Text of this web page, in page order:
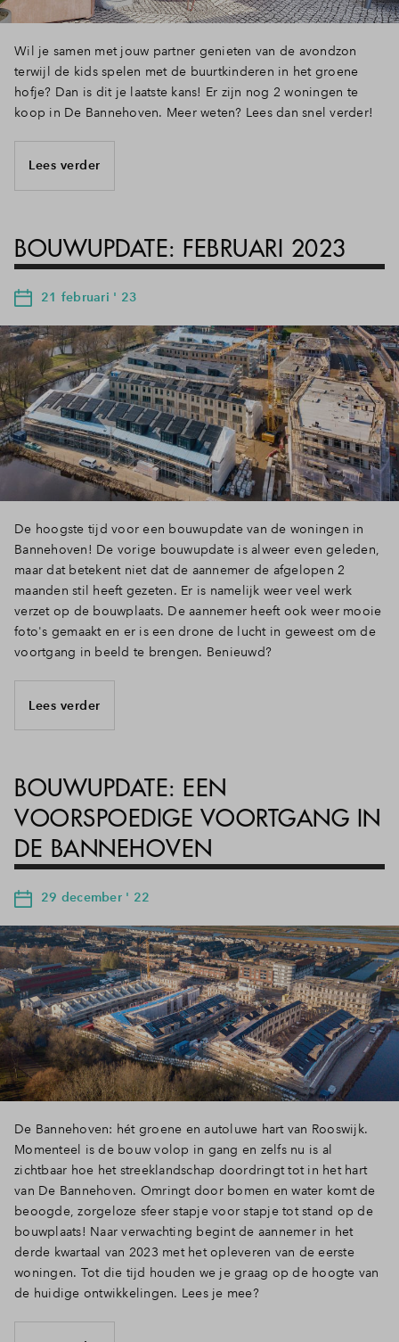
Wil je samen met jouw partner genieten van de avondzon
terwijl de kids spelen met de buurtkinderen in het groene
hofje? Dan is dit je laatste kans! Er zijn nog 2 woningen te
koop in De Bannehoven. Meer weten? Lees dan snel verder!
Lees verder
BOUWUPDATE: FEBRUARI 2023
21 februari ' 23
De hoogste tijd voor een bouwupdate van de woningen in
Bannehoven! De vorige bouwupdate is alweer even geleden,
maar dat betekent niet dat de aannemer de afgelopen 2
maanden stil heeft gezeten. Er is namelijk weer veel werk
verzet op de bouwplaats. De aannemer heeft ook weer mooie
foto's gemaakt en er is een drone de lucht in geweest om de
voortgang in beeld te brengen. Benieuwd?
Lees verder
BOUWUPDATE: EEN
VOORSPOEDIGE VOORTGANG IN
DE BANNEHOVEN
29 december ' 22
De Bannehoven: hét groene en autoluwe hart van Rooswijk.
Momenteel is de bouw volop in gang en zelfs nu is al
zichtbaar hoe het streeklandschap doordringt tot in het hart
van De Bannehoven. Omringt door bomen en water komt de
beoogde, zorgeloze sfeer stapje voor stapje tot stand op de
bouwplaats! Naar verwachting begint de aannemer in het
derde kwartaal van 2023 met het opleveren van de eerste
woningen. Tot die tijd houden we je graag op de hoogte van
de huidige ontwikkelingen. Lees je mee?